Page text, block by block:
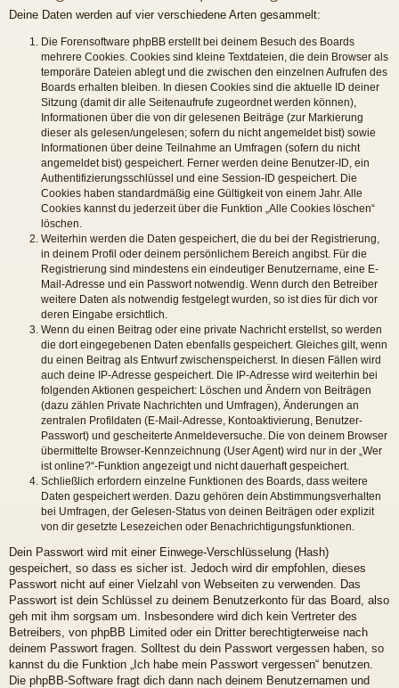
Deine Daten werden auf vier verschiedene Arten gesammelt:
Die Forensoftware phpBB erstellt bei deinem Besuch des Boards
mehrere Cookies. Cookies sind kleine Textdateien, die dein Browser als
temporäre Dateien ablegt und die zwischen den einzelnen Aufrufen des
Boards erhalten bleiben. In diesen Cookies sind die aktuelle ID deiner
Sitzung (damit dir alle Seitenaufrufe zugeordnet werden können),
Informationen über die von dir gelesenen Beiträge (zur Markierung
dieser als gelesen/ungelesen; sofern du nicht angemeldet bist) sowie
Informationen über deine Teilnahme an Umfragen (sofern du nicht
angemeldet bist) gespeichert. Ferner werden deine Benutzer-ID, ein
Authentifizierungsschlüssel und eine Session-ID gespeichert. Die
Cookies haben standardmäßig eine Gültigkeit von einem Jahr. Alle
Cookies kannst du jederzeit über die Funktion „Alle Cookies löschen“
löschen.
Weiterhin werden die Daten gespeichert, die du bei der Registrierung,
in deinem Profil oder deinem persönlichem Bereich angibst. Für die
Registrierung sind mindestens ein eindeutiger Benutzername, eine E-
Mail-Adresse und ein Passwort notwendig. Wenn durch den Betreiber
weitere Daten als notwendig festgelegt wurden, so ist dies für dich vor
deren Eingabe ersichtlich.
Wenn du einen Beitrag oder eine private Nachricht erstellst, so werden
die dort eingegebenen Daten ebenfalls gespeichert. Gleiches gilt, wenn
du einen Beitrag als Entwurf zwischenspeicherst. In diesen Fällen wird
auch deine IP-Adresse gespeichert. Die IP-Adresse wird weiterhin bei
folgenden Aktionen gespeichert: Löschen und Ändern von Beiträgen
(dazu zählen Private Nachrichten und Umfragen), Änderungen an
zentralen Profildaten (E-Mail-Adresse, Kontoaktivierung, Benutzer-
Passwort) und gescheiterte Anmeldeversuche. Die von deinem Browser
übermittelte Browser-Kennzeichnung (User Agent) wird nur in der „Wer
ist online?“-Funktion angezeigt und nicht dauerhaft gespeichert.
Schließlich erfordern einzelne Funktionen des Boards, dass weitere
Daten gespeichert werden. Dazu gehören dein Abstimmungsverhalten
bei Umfragen, der Gelesen-Status von deinen Beiträgen oder explizit
von dir gesetzte Lesezeichen oder Benachrichtigungsfunktionen.
Dein Passwort wird mit einer Einwege-Verschlüsselung (Hash)
gespeichert, so dass es sicher ist. Jedoch wird dir empfohlen, dieses
Passwort nicht auf einer Vielzahl von Webseiten zu verwenden. Das
Passwort ist dein Schlüssel zu deinem Benutzerkonto für das Board, also
geh mit ihm sorgsam um. Insbesondere wird dich kein Vertreter des
Betreibers, von phpBB Limited oder ein Dritter berechtigterweise nach
deinem Passwort fragen. Solltest du dein Passwort vergessen haben, so
kannst du die Funktion „Ich habe mein Passwort vergessen“ benutzen.
Die phpBB-Software fragt dich dann nach deinem Benutzernamen und